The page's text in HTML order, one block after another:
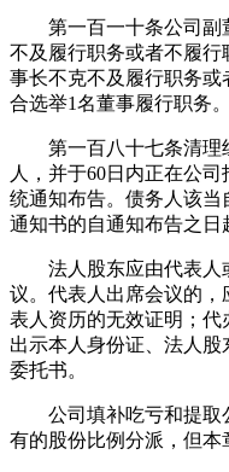
第一百一十条公司副
不及履行职务或者不履
事长不克不及履行职务
合选举1名董事履行职务。
第一百八十七条清理
人，并于60日内正在公
统通知布告。债务人该当
通知书的自通知布告之日
法人股东应由代表人
议。代表人出席会议的
表人资历的无效证明；
出示本人身份证、法人
委托书。
公司填补吃亏和提取
有的股份比例分派，但本